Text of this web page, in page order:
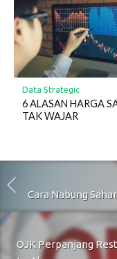
Data Strategic
6 ALASAN HARGA
TAK WAJAR
Cara Nabung
OJK Perpanjang